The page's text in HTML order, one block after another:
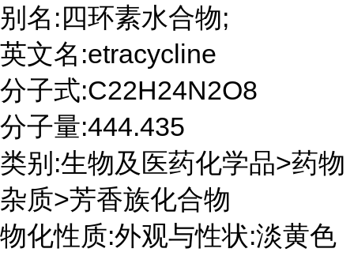
别名:四环素水合物;
英文名:etracycline
分子式:C22H24N2O8
分子量:444.435
类别:生物及医药化学品>药物
杂质>芳香族化合物
物化性质:外观与性状:淡黄色